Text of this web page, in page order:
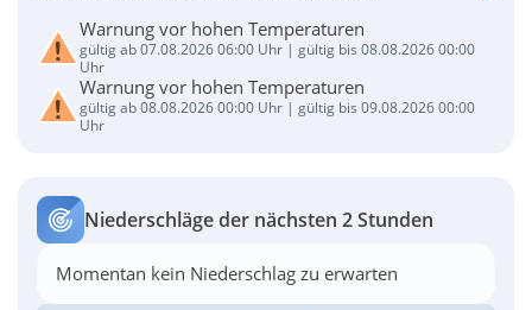
Warnung vor hohen Temperaturen
gültig ab 07.08.2026 06:00 Uhr | gültig bis 08.08.2026 00:00
Uhr
Warnung vor hohen Temperaturen
gültig ab 08.08.2026 00:00 Uhr | gültig bis 09.08.2026 00:00
Uhr
Niederschläge der nächsten 2 Stunden
Momentan kein Niederschlag zu erwarten